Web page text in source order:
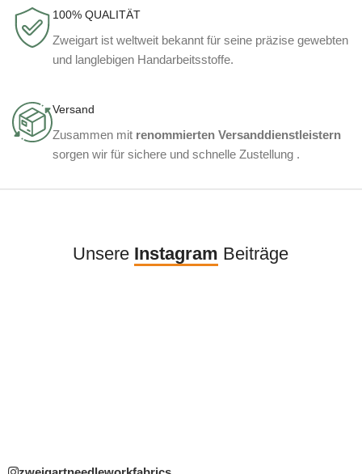
100% QUALITÄT
Zweigart ist weltweit bekannt für seine präzise gewebten
und langlebigen Handarbeitsstoffe.
Versand
Zusammen mit renommierten Versanddienstleistern
sorgen wir für sichere und schnelle Zustellung .
Unsere Instagram Beiträge